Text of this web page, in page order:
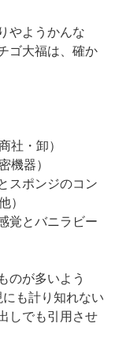
やようかんな
ゴ大福は、確か
社・卸）
機器）
スポンジのコン
）
覚とバニラビー
のが多いよう
も計り知れない
しでも引用させ